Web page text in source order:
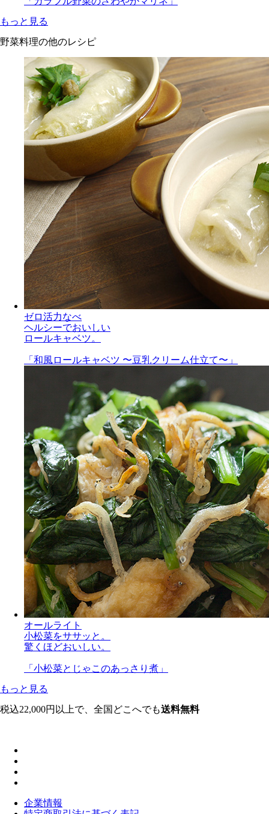
もっと見る
野菜料理の他のレシピ
ゼロ活力なべ
ヘルシーでおいしい
ロールキャベツ。
「和風ロールキャベツ 〜豆乳クリーム仕立て〜」
オールライト
小松菜をササッと。
驚くほどおいしい。
「小松菜とじゃこのあっさり煮」
もっと見る
税込22,000円以上で、全国どこへでも送料無料
企業情報